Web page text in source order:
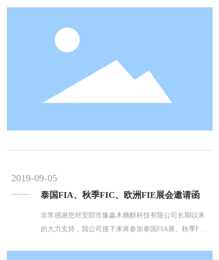
嗽、胃痛、关节痛等一系列症状，科学地进行食疗能够
起到明显的效果。在这一时期最好多吃雪梨、鸭梨等。
生食能够清火生津，熟食可以滋阴润肺。
2019-09-05
泰国FIA、秋季FIC、欧洲FIE展会邀请函
非常感谢您对安阳市豫鑫木糖醇科技有限公司长期以来
的大力支持，我公司接下来将参加泰国FIA展、秋季FIC